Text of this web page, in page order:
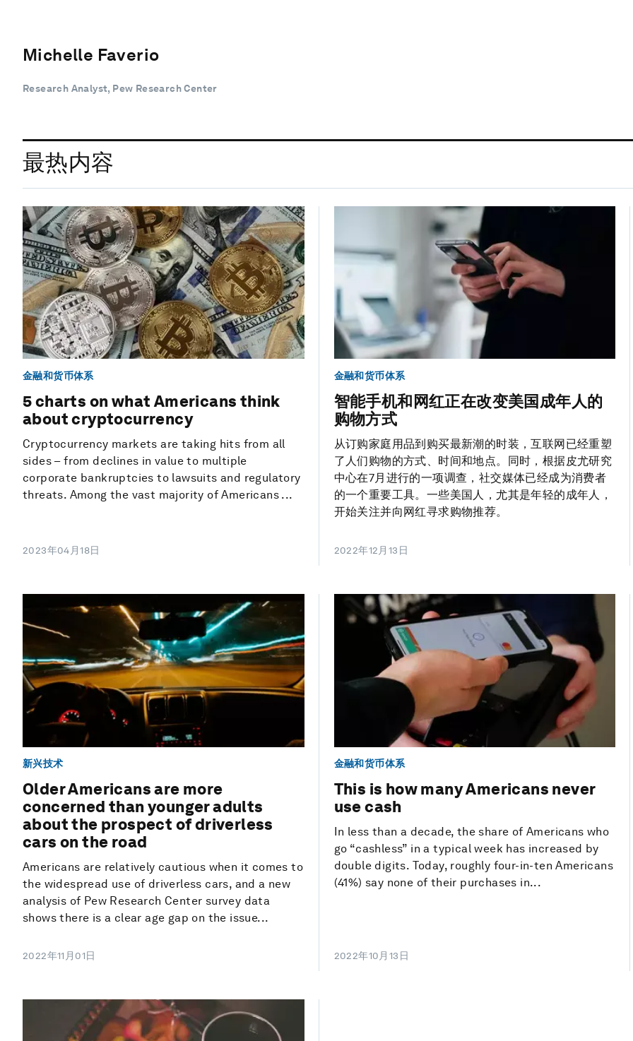
Michelle Faverio
Research Analyst, Pew Research Center
最热内容
金融和货币体系
5 charts on what Americans think
about cryptocurrency
Cryptocurrency markets are taking hits from all
sides – from declines in value to multiple
corporate bankruptcies to lawsuits and regulatory
threats. Among the vast majority of Americans ...
2023年04月18日
金融和货币体系
智能手机和网红正在改变美国成年人的
购物方式
从订购家庭用品到购买最新潮的时装，互联网已经重塑
了人们购物的方式、时间和地点。同时，根据皮尤研究
中心在7月进行的一项调查，社交媒体已经成为消费者
的一个重要工具。一些美国人，尤其是年轻的成年人，
开始关注并向网红寻求购物推荐。
2022年12月13日
新兴技术
Older Americans are more
concerned than younger adults
about the prospect of driverless
cars on the road
Americans are relatively cautious when it comes to
the widespread use of driverless cars, and a new
analysis of Pew Research Center survey data
shows there is a clear age gap on the issue...
2022年11月01日
金融和货币体系
This is how many Americans never
use cash
In less than a decade, the share of Americans who
go “cashless” in a typical week has increased by
double digits. Today, roughly four-in-ten Americans
(41%) say none of their purchases in...
2022年10月13日